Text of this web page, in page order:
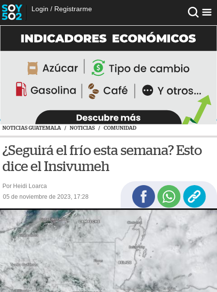
Login / Registrarme
NOTICIAS GUATEMALA / NOTICIAS / COMUNIDAD
¿Seguirá el frío esta semana? Esto
dice el Insivumeh
Por Heidi Loarca
05 de noviembre de 2023, 17:28